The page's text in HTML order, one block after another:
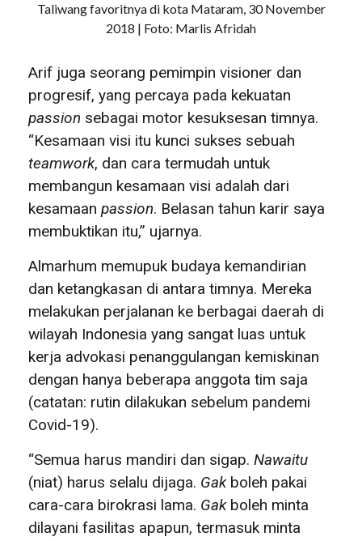
Taliwang favoritnya di kota Mataram, 30 November
2018 | Foto: Marlis Afridah
Arif juga seorang pemimpin visioner dan
progresif, yang percaya pada kekuatan
passion sebagai motor kesuksesan timnya.
“Kesamaan visi itu kunci sukses sebuah
teamwork, dan cara termudah untuk
membangun kesamaan visi adalah dari
kesamaan passion. Belasan tahun karir saya
membuktikan itu,” ujarnya.
Almarhum memupuk budaya kemandirian
dan ketangkasan di antara timnya. Mereka
melakukan perjalanan ke berbagai daerah di
wilayah Indonesia yang sangat luas untuk
kerja advokasi penanggulangan kemiskinan
dengan hanya beberapa anggota tim saja
(catatan: rutin dilakukan sebelum pandemi
Covid-19).
“Semua harus mandiri dan sigap. Nawaitu
(niat) harus selalu dijaga. Gakboleh pakai
cara-cara birokrasi lama. Gakboleh minta
dilayani fasilitas apapun, termasuk minta